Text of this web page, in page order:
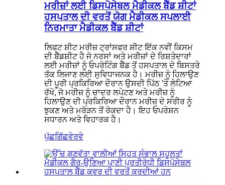
ਮਰੀਜ਼ਾਂ ਲਈ ਡਿਸਪੋਸੇਬਲ ਮੈਡੀਕਲ ਬੈੱਡ ਸ਼ੀਟਾਂ
ਹਸਪਤਾਲ ਦੀ ਵਰਤੋਂ ਯੋਗ ਮੈਡੀਕਲ ਸਪਲਾਈ
ਨਿਰਮਾਤਾ ਮੈਡੀਕਲ ਬੈੱਡ ਸ਼ੀਟਾਂ
ਲਿਫਟ ਸ਼ੀਟ ਮਰੀਜ਼ ਟ੍ਰਾਂਸਫਰ ਸ਼ੀਟ ਇੱਕ ਨਵੀਂ ਕਿਸਮ
ਦੀ ਬੈੱਡਸ਼ੀਟ ਹੈ ਜੋ ਨਰਸਾਂ ਅਤੇ ਮਰੀਜ਼ਾਂ ਦੇ ਰਿਸ਼ਤੇਦਾਰਾਂ
ਲਈ ਮਰੀਜ਼ਾਂ ਨੂੰ ਓਪਰੇਟਿੰਗ ਬੈੱਡ ਤੋਂ ਹਸਪਤਾਲ ਦੇ ਬਿਸਤਰੇ
ਤੱਕ ਲਿਜਾਣ ਲਈ ਸੁਵਿਧਾਜਨਕ ਹੈ। ਮਰੀਜ਼ ਨੂੰ ਹਿਲਾਉਣ
ਦੀ ਪੂਰੀ ਪ੍ਰਕਿਰਿਆ ਦੌਰਾਨ ਉਸਦੀ ਪਿੱਠ 'ਤੇ ਲੇਟਿਆ
ਰੱਖੋ, ਜੋ ਮਰੀਜ਼ ਨੂੰ ਚਾਦਰ ਲਪੇਟਣ ਅਤੇ ਮਰੀਜ਼ ਨੂੰ
ਹਿਲਾਉਣ ਦੀ ਪ੍ਰਕਿਰਿਆ ਦੌਰਾਨ ਮਰੀਜ਼ ਦੇ ਸਰੀਰ ਨੂੰ
ਝੁਕਣ ਅਤੇ ਮਰੋੜਨ ਤੋਂ ਰੋਕਦਾ ਹੈ। ਇਹ ਓਪਰੇਸ਼ਨ
ਸਧਾਰਨ ਅਤੇ ਵਿਹਾਰਕ ਹੈ।
ਪੁੱਛਗਿੱਛਵੇਰਵੇ